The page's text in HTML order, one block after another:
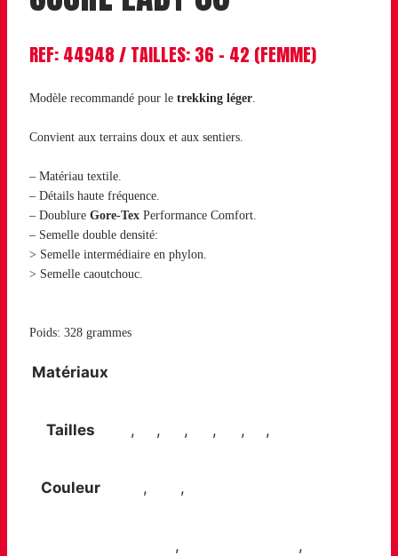
REF: 44948 / TAILLES: 36 – 42 (FEMME)
Modèle recommandé pour le trekking léger.
Convient aux terrains doux et aux sentiers.
– Matériau textile.
– Détails haute fréquence.
– Doublure Gore-Tex Performance Comfort.
– Semelle double densité:
> Semelle intermédiaire en phylon.
> Semelle caoutchouc.
Poids: 328 grammes
Matériaux
Tailles , , , , , ,
Couleur , ,
, ,